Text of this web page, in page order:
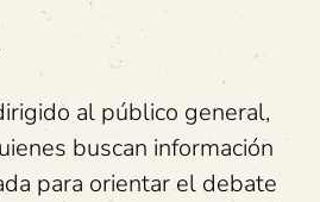
al público general,
buscan información
para orientar el debate